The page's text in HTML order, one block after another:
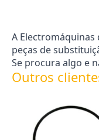
A Electromáquinas
peças de
Se procura algo e
Outros